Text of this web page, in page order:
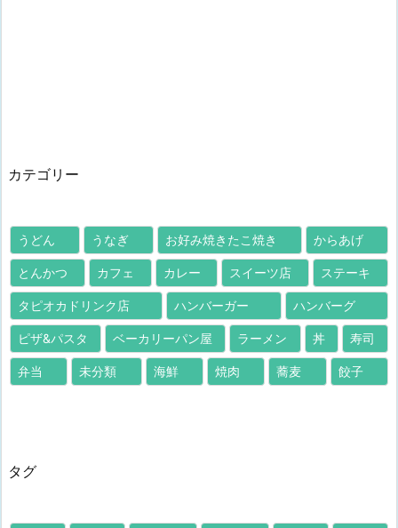
カテゴリー
うどん うなぎ お好み焼きたこ焼き からあげ
とんかつ カフェ カレー スイーツ店 ステーキ
タピオカドリンク店 ハンバーガー ハンバーグ
ピザ&パスタ ベーカリーパン屋 ラーメン 丼 寿司
弁当 未分類 海鮮 焼肉 蕎麦 餃子
タグ